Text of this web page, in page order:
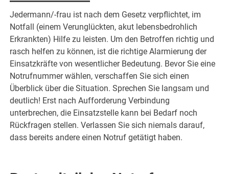
Jedermann/-frau ist nach dem Gesetz verpflichtet, im
Notfall (einem Verunglückten, akut lebensbedrohlich
Erkrankten) Hilfe zu leisten. Um den Betroffen richtig und
rasch helfen zu können, ist die richtige Alarmierung der
Einsatzkräfte von wesentlicher Bedeutung. Bevor Sie eine
Notrufnummer wählen, verschaffen Sie sich einen
Überblick über die Situation. Sprechen Sie langsam und
deutlich! Erst nach Aufforderung Verbindung
unterbrechen, die Einsatzstelle kann bei Bedarf noch
Rückfragen stellen. Verlassen Sie sich niemals darauf,
dass bereits andere einen Notruf getätigt haben.